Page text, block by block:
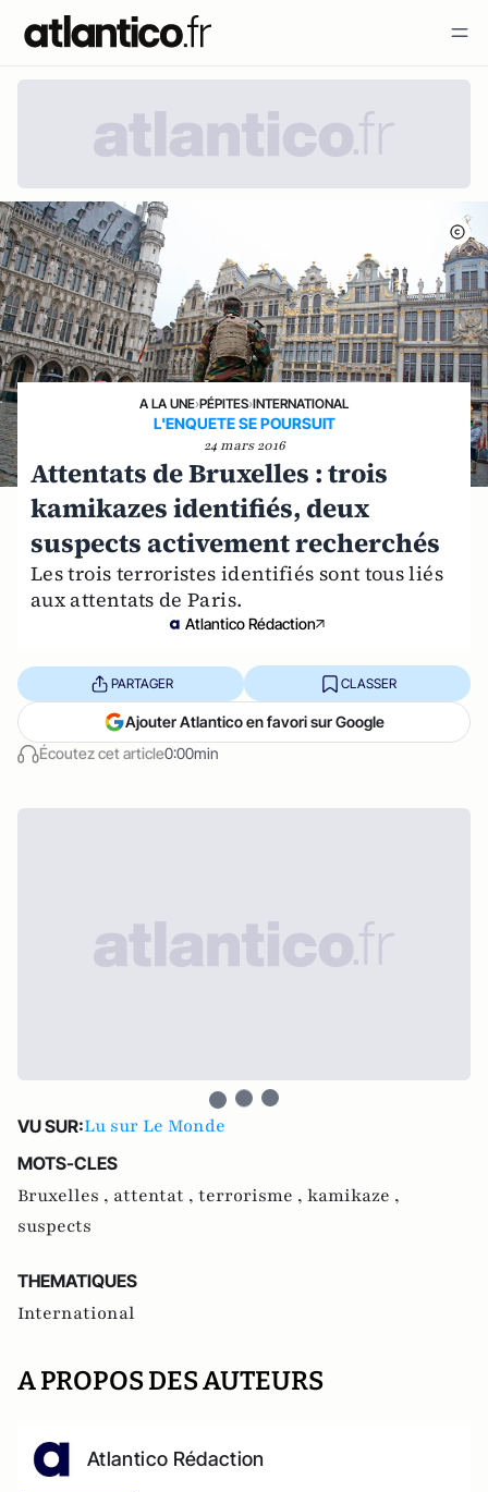
A LA UNE›PÉPITES›INTERNATIONAL
L'ENQUETE SE POURSUIT
24 mars 2016
Attentats de Bruxelles : trois
kamikazes identifiés, deux
suspects activement recherchés
Les trois terroristes identifiés sont tous liés
aux attentats de Paris.
Atlantico Rédaction
Écoutez cet article0:00min
PARTAGER CLASSER
Ajouter Atlantico en favori sur Google
VU SUR:Lu sur Le Monde
MOTS-CLES
Bruxelles , attentat , terrorisme , kamikaze ,
suspects
THEMATIQUES
International
A PROPOS DES AUTEURS
Atlantico Rédaction